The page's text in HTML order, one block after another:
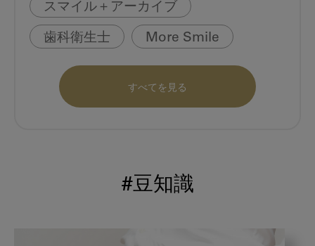
スマイル＋アーカイブ
歯科衛生士 More Smile
お悩み相談室 動画 書籍
book
海外歯科事情 咬合の変化
すべてを見る
#豆知識